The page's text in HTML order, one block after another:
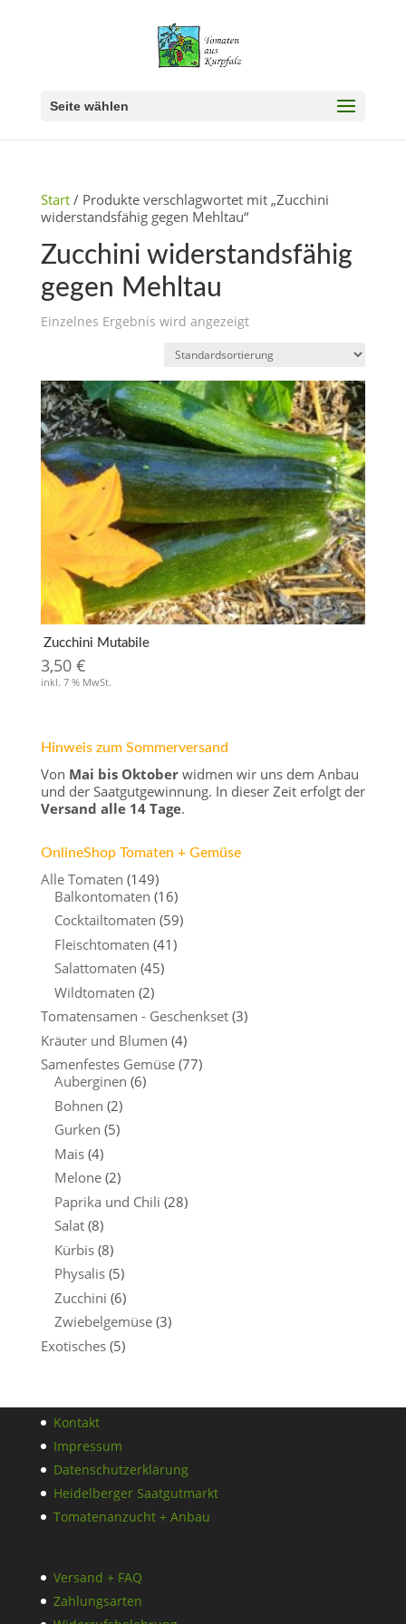
Seite wählen
Start/ Produkte verschlagwortet mit „Zucchini
widerstandsfähig gegen Mehltau“
Zucchini widerstandsfähig
gegen Mehltau
Einzelnes Ergebnis wird angezeigt
Zucchini Mutabile
3,50 €
inkl. 7 % MwSt.
Hinweis zum Sommerversand
Von Mai bis Oktoberwidmen wir uns dem Anbau
und der Saatgutgewinnung. In dieser Zeit erfolgt der
Versand alle 14 Tage.
OnlineShop Tomaten + Gemüse
Alle Tomaten (149)
Balkontomaten (16)
Cocktailtomaten (59)
Fleischtomaten (41)
Salattomaten (45)
Wildtomaten (2)
Tomatensamen - Geschenkset (3)
Kräuter und Blumen (4)
Samenfestes Gemüse (77)
Auberginen (6)
Bohnen (2)
Gurken (5)
Mais (4)
Melone (2)
Paprika und Chili (28)
Salat (8)
Kürbis (8)
Physalis (5)
Zucchini (6)
Zwiebelgemüse (3)
Exotisches (5)
Kontakt
Impressum
Datenschutzerklärung
Heidelberger Saatgutmarkt
Tomatenanzucht + Anbau
Versand + FAQ
Zahlungsarten